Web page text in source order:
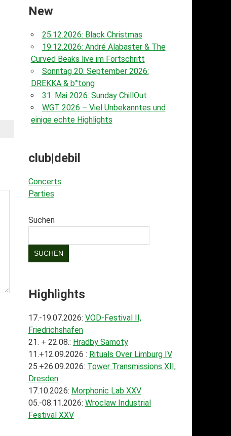
New
25.12.2026: Black Christmas
19.12.2026: André Alabaster & The
Curved Beaks live im Fortschritt
Sonntag 20. September 2026:
DREKKA & b°tong
31. Mai 2026: Sunday ChillOut
WGT 2026 – Viel Unbekanntes und
einige echte Highlights
club|debil
Concerts
Parties
Suchen
SUCHEN
Highlights
17.-19.07.2026: VOD-Festival II,
Friedrichshafen
21. + 22.08.: Hradby Samoty
11.+12.09.2026 : Rituals Over Limburg IV
25.+26.09.2026: Tower Transmissions XII,
Dresden
17.10.2026: Morphonic Lab XXV
05.-08.11.2026: Wroclaw Industrial
Festival XXV